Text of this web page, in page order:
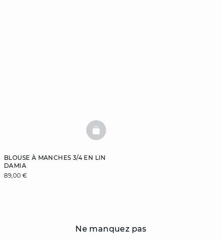
BLOUSE À MANCHES 3/4 EN LIN
DAMIA
89,00 €
BASKETFULL
Ne manquez pas